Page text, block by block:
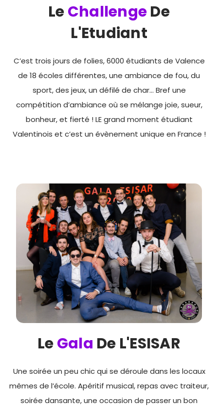
LeChallengeDe
L'Etudiant
C’est trois jours de folies, 6000 étudiants de Valence
de 18 écoles différentes, une ambiance de fou, du
sport, des jeux, un défilé de char… Bref une
compétition d’ambiance où se mélange joie, sueur,
bonheur, et fierté ! LE grand moment étudiant
Valentinois et c’est un évènement unique en France !
LeGala De L'ESISAR
Une soirée un peu chic qui se déroule dans les locaux
mêmes de l’école. Apéritif musical, repas avec traiteur,
soirée dansante, une occasion de passer un bon